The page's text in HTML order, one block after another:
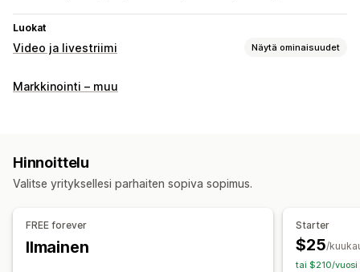
Luokat
Video ja livestriimi Näytä ominaisuudet
Videoiden hallinnointi
Videon editointi
Markkinointi – muu
Hinnoittelu
Valitse yrityksellesi parhaiten sopiva sopimus.
FREE forever
Ilmainen
Starter
$25/
tai $210/